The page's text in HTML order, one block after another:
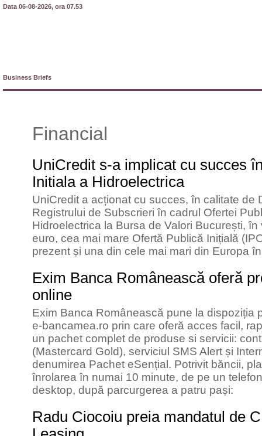
Data 06-08-2026, ora 07.53
Business Briefs
Financial
UniCredit s-a implicat cu succes
Initiala a Hidroelectrica
UniCredit a acționat cu succes, în calitate de
Registrului de Subscrieri în cadrul Ofertei
Hidroelectrica la Bursa de Valori București,
euro, cea mai mare Ofertă Publică Inițială
prezent și una din cele mai mari din Europa
Exim Banca Românească oferă
online
Exim Banca Românească pune la dispoziția
e-bancamea.ro prin care oferă acces facil,
un pachet complet de produse si servicii:
(Mastercard Gold), serviciul SMS Alert și
denumirea Pachet eSențial. Potrivit băncii,
înrolarea în numai 10 minute, de pe un
desktop, după parcurgerea a patru pași:
Radu Ciocoiu preia mandatul de